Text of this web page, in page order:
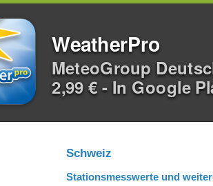
WeatherPro
MeteoGroup
2,99 € - In Google
Schweiz
Stationsmesswerte und